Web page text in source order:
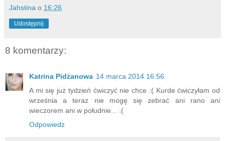
Jahstina o 16:26
Udostępnij
8 komentarzy:
Katrina Pidżanowa 14 marca 2014 16:56
A mi się już tydzień ćwiczyć nie chce :( Kurde ćwiczyłam od
września a teraz nie mogę się zebrać ani rano ani
wieczorem ani w południe... :(
Odpowiedz